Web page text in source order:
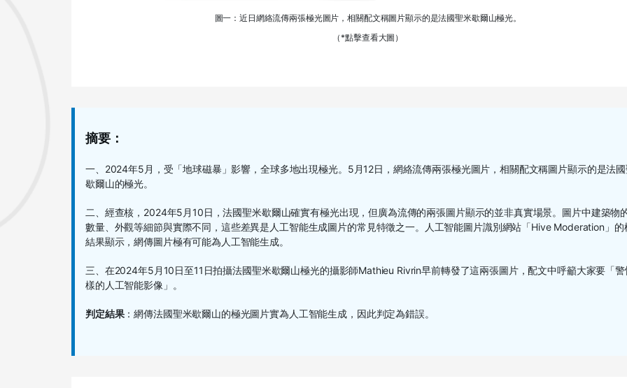
圖一：近日網絡流傳兩張極光圖片，相關配文稱圖片顯示的是法國聖米歇爾山極光。
（*點擊查看大圖）
摘要：
一、2024年5月，受「地球磁暴」影響，全球多地出現極光。5月12日，網絡流傳兩張極光圖片，相關配文稱圖片顯示的是法
歇爾山的極光。
二、經查核，2024年5月10日，法國聖米歇爾山確實有極光出現，但廣為流傳的兩張圖片顯示的並非真實場景。圖片中建築物
數量、外觀等細節與實際不同，這些差異是人工智能生成圖片的常見特徵之一。人工智能圖片識別網站「Hive Moderation」的
結果顯示，網傳圖片極有可能為人工智能生成。
三、在2024年5月10日至11日拍攝法國聖米歇爾山極光的攝影師Mathieu Rivrin早前轉發了這兩張圖片，配文中呼籲大家要「警
樣的人工智能影像」。
判定結果：網傳法國聖米歇爾山的極光圖片實為人工智能生成，因此判定為錯誤。